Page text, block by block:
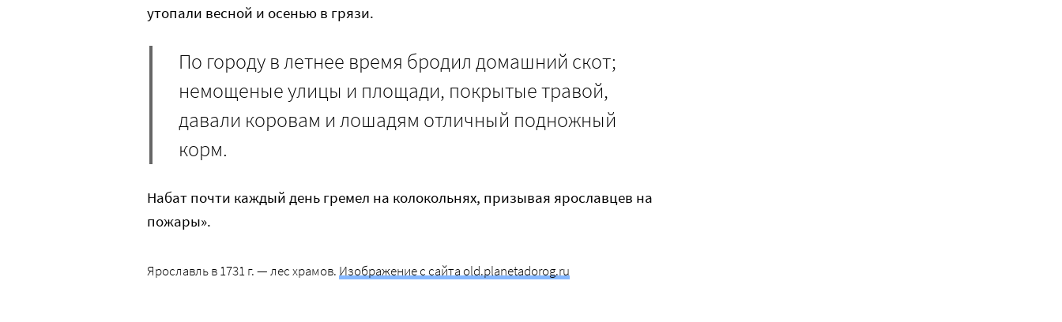
утопали весной и осенью в грязи.
По городу в летнее время бродил домашний скот;
немощеные улицы и площади, покрытые травой,
давали коровам и лошадям отличный подножный
корм.
Набат почти каждый день гремел на колокольнях, призывая ярославцев на
пожары».
Ярославль в 1731 г. — лес храмов. Изображение с сайта old.planetadorog.ru